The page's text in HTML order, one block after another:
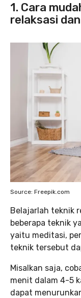
1. Cara
relaksasi
Source: Freepik.com
Belajarlah teknik
beberapa teknik
yaitu meditasi,
teknik tersebut
Misalkan saja,
menit dalam 4-5
dapat